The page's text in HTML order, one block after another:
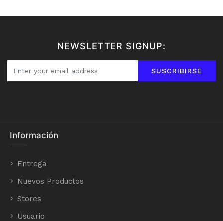
NEWSLETTER SIGNUP:
SUSCRIBIRSE
Información
Entrega
Nuevos Productos
Stores
Usuario